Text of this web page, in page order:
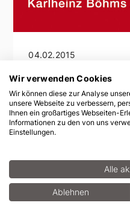
04.02.2015
Internationaler
Menschen für
jeher für Frauen
Wir verwenden Cookies
Wir können diese zur Analyse
unsere Webseite zu verbessern,
Ihnen ein großartiges Webseiten-
Informationen zu den von uns
Einstellungen.
Alle
Ablehnen